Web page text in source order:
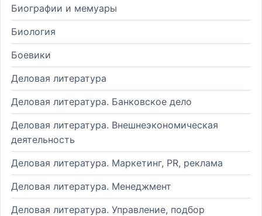
Биографии и мемуары
Биология
Боевики
Деловая литература
Деловая литература. Банковское дело
Деловая литература. Внешнеэкономическая
деятельность
Деловая литература. Маркетинг, PR, реклама
Деловая литература. Менеджмент
Деловая литература. Управление, подбор